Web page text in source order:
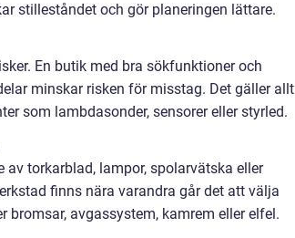
stilleståndet och gör planeringen lättare.
En butik med bra sökfunktioner och
minskar risken för misstag. Det gäller allt
som lambdasonder, sensorer eller styrled.
av torkarblad, lampor, spolarvätska eller
finns nära varandra går det att välja
bromsar, avgassystem, kamrem eller elfel.